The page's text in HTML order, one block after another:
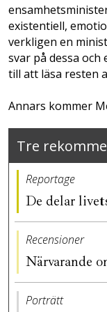
existentiell,
verkligen en
svar på dessa och
till att läsa resten
Annars kommer
Tre
Reportage
De delar
Recensioner
Närvarande
Porträtt